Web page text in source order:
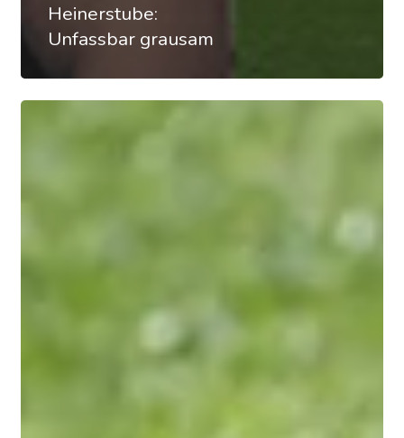
Heinerstube:
Unfassbar grausam